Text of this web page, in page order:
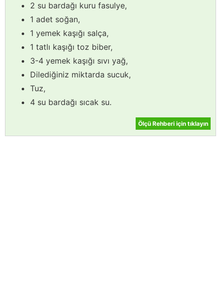
2 su bardağı kuru fasulye,
1 adet soğan,
1 yemek kaşığı salça,
1 tatlı kaşığı toz biber,
3-4 yemek kaşığı sıvı yağ,
Dilediğiniz miktarda sucuk,
Tuz,
4 su bardağı sıcak su.
Ölçü Rehberi için tıklayın